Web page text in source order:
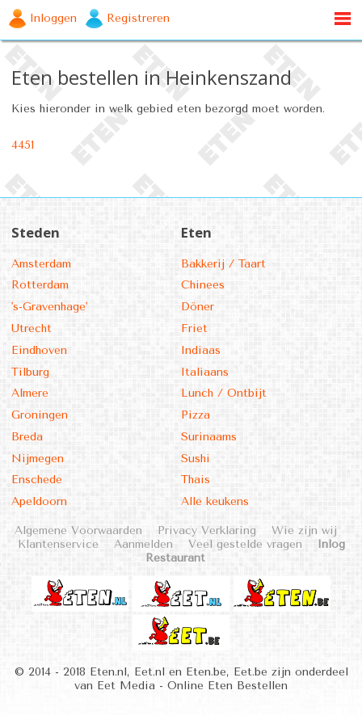
Inloggen Registreren
Eten bestellen in Heinkenszand
Kies hieronder in welk gebied eten bezorgd moet worden.
4451
Steden
Amsterdam
Rotterdam
's-Gravenhage'
Utrecht
Eindhoven
Tilburg
Almere
Groningen
Breda
Nijmegen
Enschede
Apeldoorn
Eten
Bakkerij / Taart
Chinees
Döner
Friet
Indiaas
Italiaans
Lunch / Ontbijt
Pizza
Surinaams
Sushi
Thais
Alle keukens
Algemene Voorwaarden Privacy Verklaring
Wie zijn wij
Klantenservice
Aanmelden Veel gestelde vragen
Inlog
Restaurant
© 2014 - 2018 Eten.nl, Eet.nl en Eten.be, Eet.be zijn onderdeel
van Eet Media - Online Eten Bestellen